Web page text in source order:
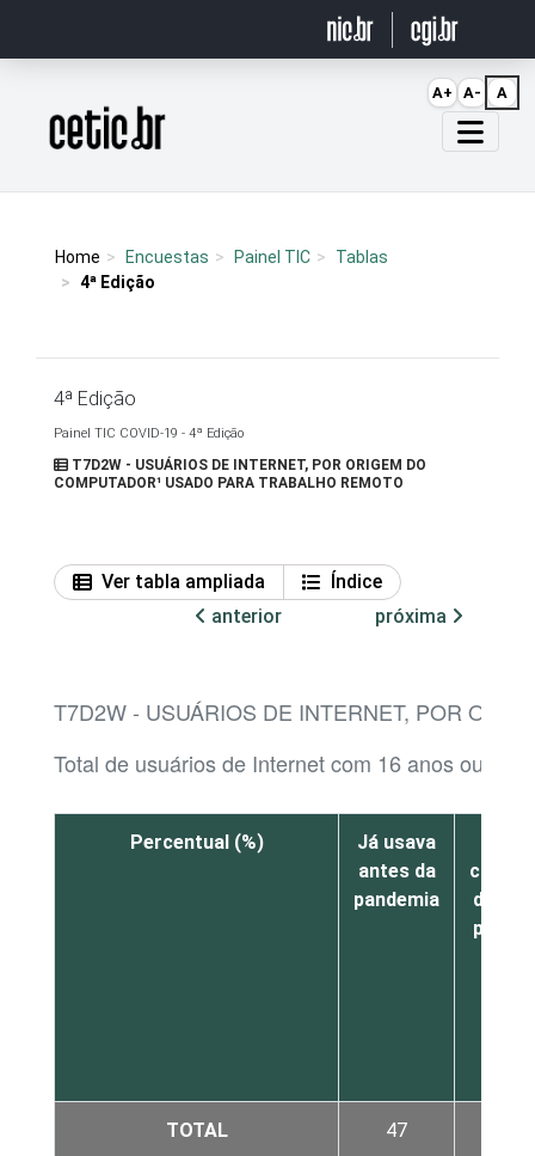
Página inicial
Home Encuestas Painel TIC
Tablas
4ª Edição
4ª Edição
Painel TIC COVID-19 - 4ª Edição
T7D2W - USUÁRIOS DE INTERNET, POR ORIGEM DO
COMPUTADOR¹ USADO PARA TRABALHO REMOTO
Ver tabla ampliada
Índice
anterior
próxima
T7D2W - USUÁRIOS DE INTERNET, POR
Total de usuários de Internet com 16 anos ou
Percentual (%)
Já usava
antes da
pandemia
TOTAL 47
A+ A- A